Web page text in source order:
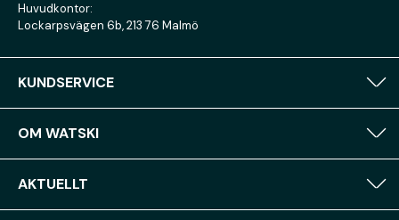
Huvudkontor:
Lockarpsvägen 6b, 213 76 Malmö
KUNDSERVICE
OM WATSKI
AKTUELLT